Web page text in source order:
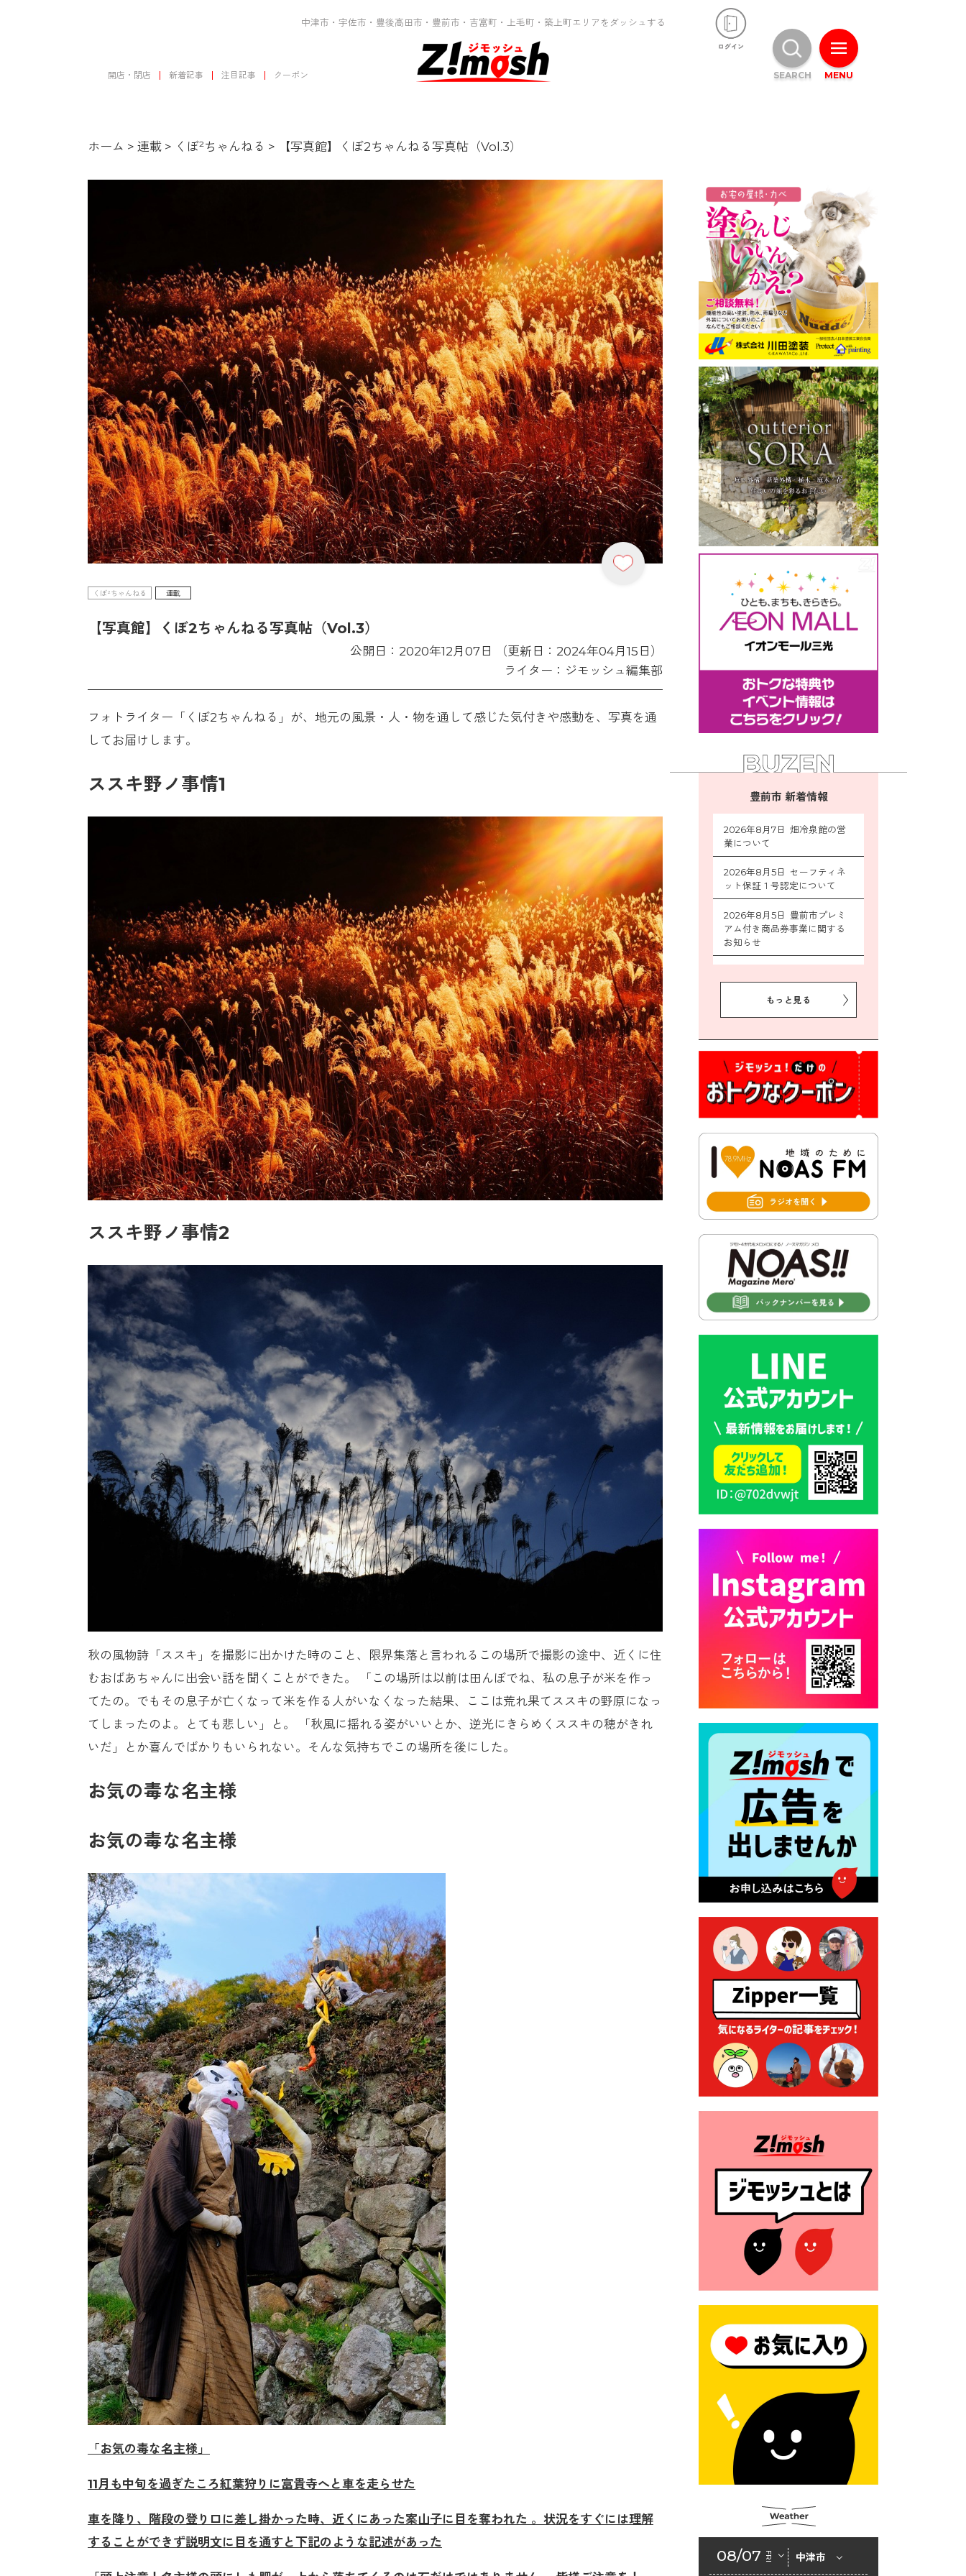
中津市・宇佐市・豊後高田市・豊前市・吉富町・上毛町・築上町エリアをダッシュする
開店・閉店 新着記事 注目記事 クーポン
ホーム > 連載 > くぼ²ちゃんねる > 【写真館】くぼ2ちゃんねる写真帖（Vol.3）
くぼ²ちゃんねる 連載
【写真館】くぼ2ちゃんねる写真帖（Vol.3）
公開日：2020年12月07日 （更新日：2024年04月15日）
ライター：ジモッシュ編集部
フォトライター「くぼ2ちゃんねる」が、地元の風景・人・物を通して感じた気付きや感動を、写真を通
してお届けします。
ススキ野ノ事情1
ススキ野ノ事情2
秋の風物詩「ススキ」を撮影に出かけた時のこと、限界集落と言われるこの場所で撮影の途中、近くに住
むおばあちゃんに出会い話を聞くことができた。 「この場所は以前は田んぼでね、私の息子が米を作っ
てたの。でもその息子が亡くなって米を作る人がいなくなった結果、ここは荒れ果てススキの野原になっ
てしまったのよ。とても悲しい」と。 「秋風に揺れる姿がいいとか、逆光にきらめくススキの穂がきれ
いだ」とか喜んでばかりもいられない。そんな気持ちでこの場所を後にした。
お気の毒な名主様
お気の毒な名主様
「お気の毒な名主様」
11月も中旬を過ぎたころ紅葉狩りに富貴寺へと車を走らせた
車を降り、階段の登り口に差し掛かった時、近くにあった案山子に目を奪われた 。 状況をすぐには理解
することができず説明文に目を通すと下記のよ うな記述があった
豊前市 新着情報
2026年8月7日 畑冷泉館の営
業について
2026年8月5日 セーフティネ
ット保証１号認定について
2026年8月5日 豊前市プレミ
アム付き商品券事業に関する
お知らせ
ン作戦参加者募集
対抗「福岡駅伝」出場選手募
集！
2026年7月31日 第６次豊前市
総合計画後期基本計画策定業
書が変わります！
2026年7月30日 豊前市立豊前
中学校の進捗状況について
2026年7月30日 豊前市立学校
2026年7月30日 豊前市立学校
紹介≪再編計画の見直しにつ
いて≫
2026年7月29日 豊前市指定ご
み袋販売のお知らせ
2026年7月28日 豊前カラス天
狗みなと祭り（花火大会）開
催決定！
2026年7月28日 令和8年度
京築地区水道企業団職員採用
試験（募集）
2026年7月27日 マイナンバー
カード交付に伴う休日および
平日夜間開庁の案内
2026年7月22日 令和８年度
「こども文化パスポート事
2026年7月21日 卜仙の郷 お
盆期間の営業時間のお知らせ
2026年7月17日 バス経路検索
のご利用案内
2026年7月10日 台湾伝統音楽
団体 「北埔八音団・楽善軒」
公演開催のお知らせ
ンディング型ふるさと納税の
実施について
2026年7月9日 農地法等に係
る各種申請に係る登記事項証
明書の添付省略について
2026年7月9日 廃食用油の回
収
2026年7月7日 「おゆずりコ
ーナー」について
2026年7月1日 豊前市民プール
一般開放
（令和８年４月１日施行）
格改定
2026年6月23日 公告一覧（市
内業者対象）を更新しまし
2026年6月23日 （一財）豊前
市佐野・則尾育英会奨学生募
2026年6月18日 セアカゴケグ
モにご注意ください！
ェルターの指定
2026年6月10日 令和８年経済
センサス-活動調査
2026年6月9日 令和８年第３
回定例会「一般質問一覧表」
2026年6月5日 新婚世帯の家
2026年6月2日 戸籍に氏名の
振り仮名が記載されます
もっと見る
08/07 FRI 中津市
MENU
SEARCH